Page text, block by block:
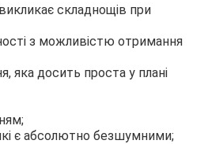
складнощів при
з можливістю отримання
яка досить проста у плані
є абсолютно безшумними;